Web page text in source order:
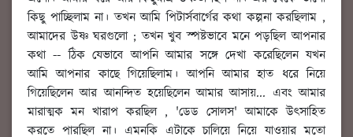
কিছু পাচ্ছিলাম না। তখন আমি পিটার্সবার্গের কথা কল্পনা করছিলাম ,
আমাদের উষ্ণ ঘরগুলো ; তখন খুব স্পষ্টভাবে মনে পড়ছিল আপনার
কথা -- ঠিক যেভাবে আপনি আমার সঙ্গে দেখা করেছিলেন যখন
আমি আপনার কাছে গিয়েছিলাম। আপনি আমার হাত ধরে নিয়ে
গিয়েছিলেন আর আনন্দিত হয়েছিলেন আমার আসায়... এবং আমার
মারাত্মক মন খারাপ করছিল , 'ডেড সোলস' আমাকে উৎসাহিত
করতে পারছিল না। এমনকি এটাকে চালিয়ে নিয়ে যাওয়ার মতো